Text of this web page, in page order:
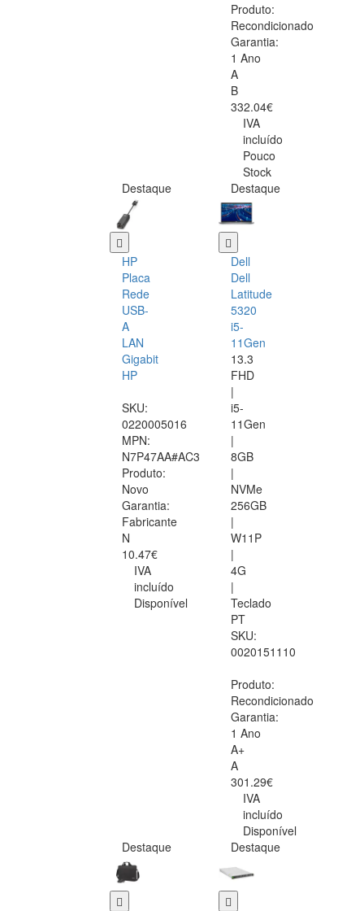
Produto:
Recondicionado
Garantia:
1 Ano
A
B
332.04€
IVA
incluído
Pouco
Stock
Destaque
HP
Placa
Rede
USB-
A
LAN
Gigabit
HP
SKU:
0220005016
MPN:
N7P47AA#AC3
Produto:
Novo
Garantia:
Fabricante
N
10.47€
IVA
incluído
Disponível
Destaque
Dell
Dell
Latitude
5320
i5-
11Gen
13.3
FHD
|
i5-
11Gen
|
8GB
|
NVMe
256GB
|
W11P
|
4G
|
Teclado
PT
SKU:
0020151110
Produto:
Recondicionado
Garantia:
1 Ano
A+
A
301.29€
IVA
incluído
Disponível
Destaque
Destaque